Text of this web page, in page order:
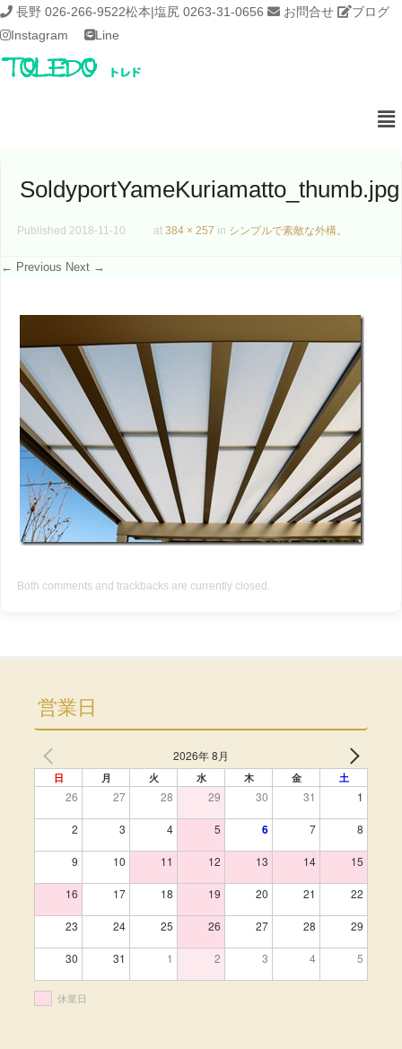
長野 026-266-9522松本|塩尻 0263-31-0656 お問合せ
ブログ
Instagram
Line
SoldyportYameKuriamatto_thumb.jpg
Published 2018-11-10 at 384 × 257 in シンプルで素敵な外構。
← Previous Next →
Both comments and trackbacks are currently closed.
営業日
2026年 8月
日 月 火 水 木 金 土
26 27 28 29 30 31 1
2 3 4 5 6 7 8
9 10 11 12 13 14 15
16 17 18 19 20 21 22
23 24 25 26 27 28 29
30 31 1 2 3 4 5
休業日